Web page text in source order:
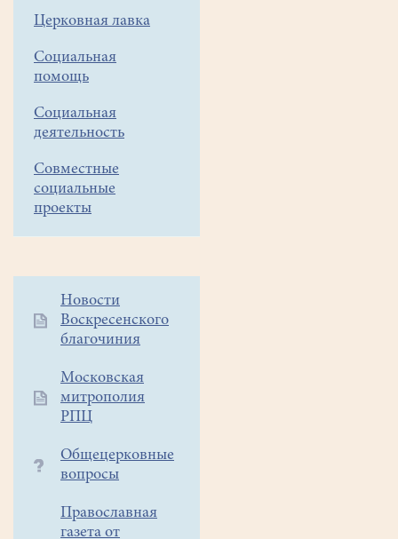
Церковная лавка
Социальная
помощь
Социальная
деятельность
Совместные
социальные
проекты
Дополнительное
меню
Новости
Воскресенского
благочиния
Московская
митрополия
РПЦ
Общецерковные
вопросы
Православная
газета от